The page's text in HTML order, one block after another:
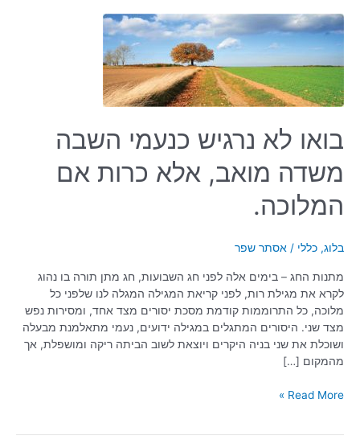
בואו לא נרגיש כנעמי השבה
משדה מואב, אלא כרות אם
המלוכה.
בלוג, כללי / אסתר שפר
מתנות החג – בימים אלה לפני חג השבועות, חג מתן תורה בו נהוג
לקרא את מגילת רות, לפני קריאת המגילה המגלה לנו שלפני כל
מלוכה, כל התרוממות קודמת מסכת יסורים מצד אחד, ומסירות נפש
מצד שני. היסורים המתגלים במגילה ידועים, נעמי מתאלמנת מבעלה
ושוכלת את שני בניה היקרים ויוצאת לשוב הביתה ריקה ומושפלת, אך
מהמקום […]
בואו
נרגיש
כנעמי
השבה
משדה
אלא
אם
Read More »